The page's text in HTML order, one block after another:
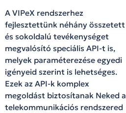
A VIPeX rendszerhez
fejlesztettünk néhány összetett
és sokoldalú tevékenységet
megvalósító speciális API-t is,
melyek paraméterezése egyedi
igényeid szerint is lehetséges.
Ezek az API-k komplex
megoldást biztosítanak Neked a
telekommunikációs rendszered